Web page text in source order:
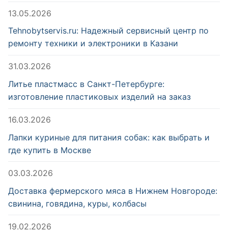
13.05.2026
Tehnobytservis.ru: Надежный сервисный центр по
ремонту техники и электроники в Казани
31.03.2026
Литье пластмасс в Санкт-Петербурге:
изготовление пластиковых изделий на заказ
16.03.2026
Лапки куриные для питания собак: как выбрать и
где купить в Москве
03.03.2026
Доставка фермерского мяса в Нижнем Новгороде:
свинина, говядина, куры, колбасы
19.02.2026